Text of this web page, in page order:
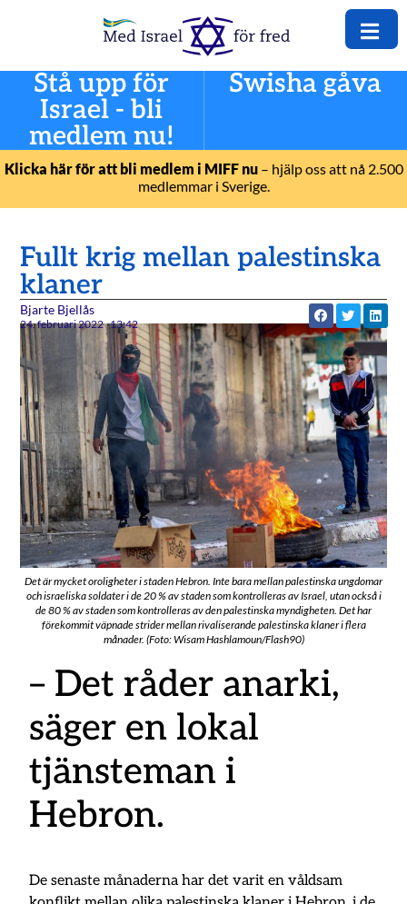
Stå upp för
Israel - bli
medlem nu!
Swisha gåva
Klicka här för att bli medlem i MIFF nu– hjälp oss att nå 2.500
medlemmar i Sverige.
Fullt krig mellan palestinska
klaner
Bjarte Bjellås
24. februari 2022 13:42
Det är mycket oroligheter i staden Hebron. Inte bara mellan palestinska ungdomar
och israeliska soldater i de 20 % av staden som kontrolleras av Israel, utan också i
de 80 % av staden som kontrolleras av den palestinska myndigheten. Det har
förekommit väpnade strider mellan rivaliserande palestinska klaner i flera
månader. (Foto: Wisam Hashlamoun/Flash90)
– Det råder anarki,
säger en lokal
tjänsteman i
Hebron.
De senaste månaderna har det varit en våldsam